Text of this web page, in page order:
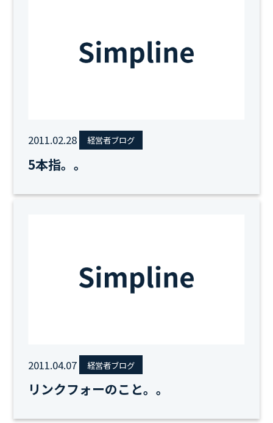
2011.02.28 経営者ブログ
5本指。。
2011.04.07 経営者ブログ
リンクフォーのこと。。